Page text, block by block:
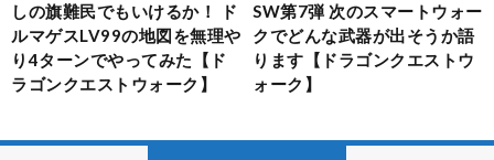
しの旗難民でもいけるか！ ド
ルマゲスLV99の地図を無理や
り4ターンでやってみた【ド
ラゴンクエストウォーク】
SW第7弾 次のスマートウォー
クでどんな武器が出そうか語
ります【ドラゴンクエストウ
ォーク】